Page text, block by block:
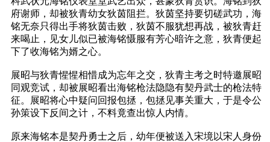
府谢师，却被狄青幼女狄茵阻拦。狄茵坚持要切磋武功，海
铭无奈只得出手将狄茵击败，狄茵不服犹想再战，被狄青赶
来喝止，见女儿似已被海铭慑服有芳心暗许之意，狄青便起
下了收海铭为婿之心。
展昭与狄青惺惺相惜成为忘年之交，狄青主考之时特邀展昭
同观竞试，却被展昭看出海铭枪法隐隐有契丹武士的枪法特
征。展昭将心中疑问回报包拯，包拯见事关重大，于是令公
孙策设下反间之计，不料竟查出惊人内情。
原来海铭本是契丹勇士之后，幼年便被送入宋境以宋人身份